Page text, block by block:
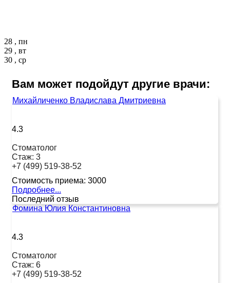
28 , пн
29 , вт
30 , ср
Вам может подойдут другие врачи:
Михайличенко Владислава Дмитриевна
4.3
Стоматолог
Стаж: 3
+7 (499) 519-38-52
Стоимость приема: 3000
Подробнее...
Последний отзыв
Фомина Юлия Константиновна
4.3
Стоматолог
Стаж: 6
+7 (499) 519-38-52